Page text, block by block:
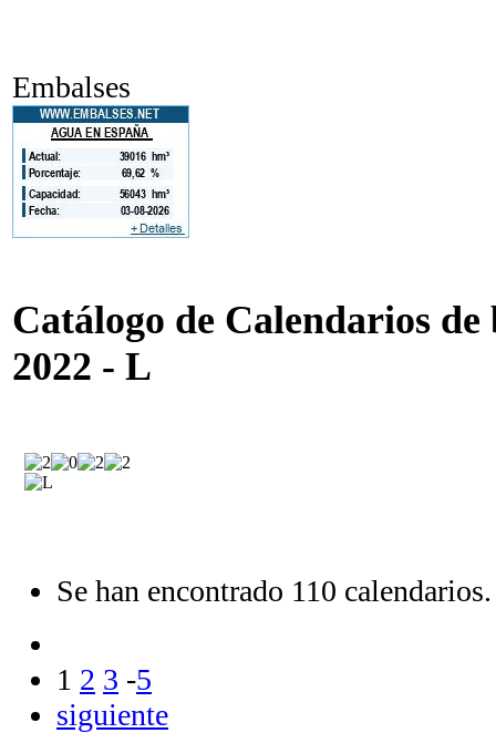
Embalses
Catálogo de Calendarios
2022 - L
Se han encontrado 110 calendarios.
1 2 3 -5
siguiente